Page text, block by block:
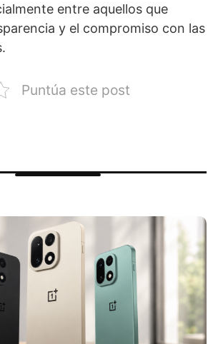
entre aquellos que
y el compromiso con las
Puntúa este post